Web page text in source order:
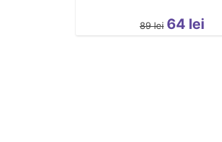
89 lei 64 lei